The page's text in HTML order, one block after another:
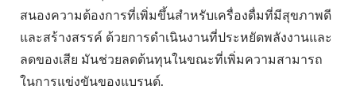
สนองความต้องการที่เพิ่มขึ้นสำหรับเครื่องดื่มที่มีสุขภาพดี
และสร้างสรรค์ ด้วยการดำเนินงานที่ประหยัดพลังงานและ
ลดของเสีย มันช่วยลดต้นทุนในขณะที่เพิ่มความสามารถ
ในการแข่งขันของแบรนด์.